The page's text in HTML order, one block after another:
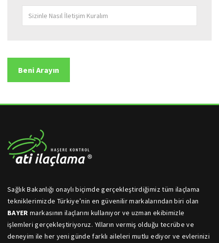
Sağlık Bakanlığı onaylı biçimde gerçekleştirdiğimiz tüm ilaçlama
tekniklerimizde Türkiye’nin en güvenilir markalarından biri olan
BAYER markasının ilaçlarını kullanıyor ve uzman ekibimizle
işlemleri gerçekleştiriyoruz. Yılların vermiş olduğu tecrübe ve
deneyim ile her yeni günde farklı aileleri mutlu ediyor ve evlerinizi